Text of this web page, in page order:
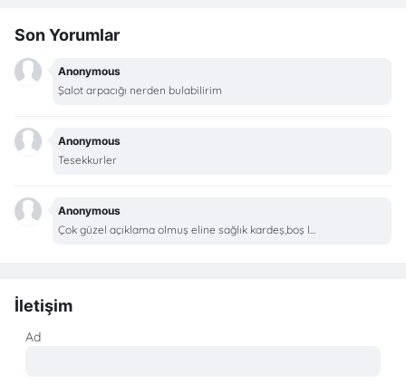
Son Yorumlar
Anonymous
Şalot arpacığı nerden bulabilirim
Anonymous
Tesekkurler
Anonymous
Çok güzel açıklama olmuş eline sağlık kardeş,boş l...
İletişim
Ad